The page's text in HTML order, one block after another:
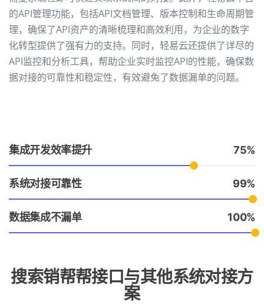
的API管理功能，包括API文档管理、版本控制和生命周期管
理，确保了API资产的清晰梳理和高效利用，为企业的数字
化转型提供了强有力的支持。同时，轻易云还提供了详尽的
API监控和分析工具，帮助企业实时监控API的性能，确保数
据对接的可靠性和稳定性，有效避免了数据漏单的问题。
集成开发效率提升 75
系统对接可靠性 99
数据集成不漏单 100
搜索销帮帮接口与其他系统对接方
案